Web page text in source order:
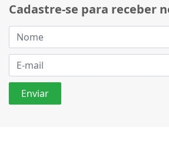
Cadastre-se para receber